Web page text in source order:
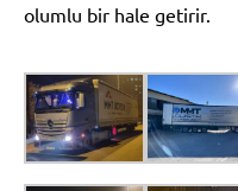
olumlu bir hale getirir.